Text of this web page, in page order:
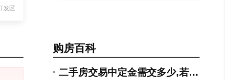
发区
购房百科
二手房交易中定金需交多少,若违